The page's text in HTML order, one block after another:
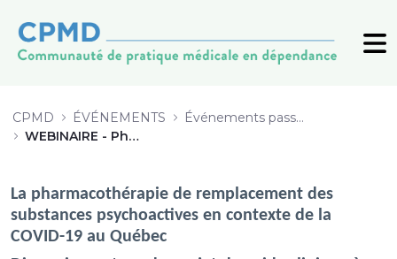
CPMD ÉVÉNEMENTS
Événements passés (archive)
WEBINAIRE - Pharmacothérapie de remplacement de SPA en contexte de COVID-19
La pharmacothérapie de remplacement des
substances psychoactives en contexte de la
COVID-19 au Québec